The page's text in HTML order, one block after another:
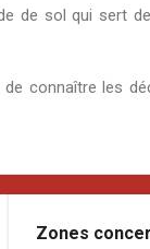
de sol qui sert
connaître les
Zones